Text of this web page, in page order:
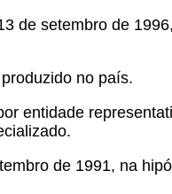
de setembro de
no país.
entidade
de 1991, na